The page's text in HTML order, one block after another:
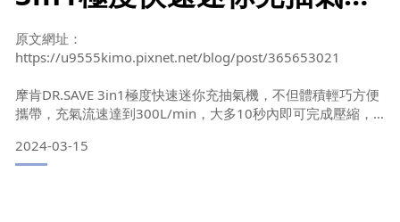
9件組，露營旅行換季必備
BY萊特品客&#x27;s吃喝玩
樂
原文網址：
https://u9555kimo.pixnet.net/blog/post/365653021
摩肯DR.SAVE 3in1極度快速迷你充抽氣機，不但體積輕巧方便
攜帶，充氣流速達到300L/min，大多10秒內即可完成壓縮，
圈、氣墊床、充氣玩具等進行充氣，甚至提供了USB接孔，在
外出旅行時可以當作手機的緊急行動電源，不僅省力又方便，
2024-03-15